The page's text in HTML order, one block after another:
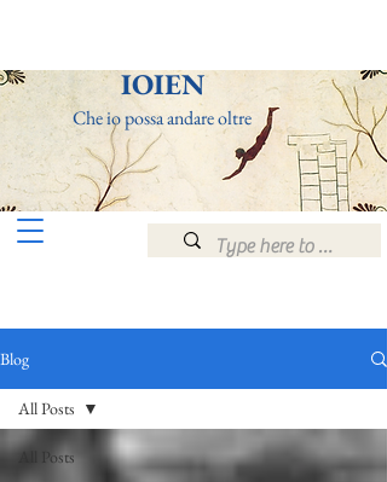
ΙOIEN
Che io possa andareoltre
Blog
All Posts
All Posts